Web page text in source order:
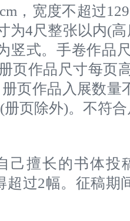
，宽度不超过
为4尺整张以内(
竖式。手卷作品
页作品尺寸每页
页作品入展数量
册页除外)。不符
己擅长的书体投
超过2幅。征稿期